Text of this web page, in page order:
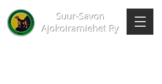
Suur-Savon
Ajokoiramiehet Ry